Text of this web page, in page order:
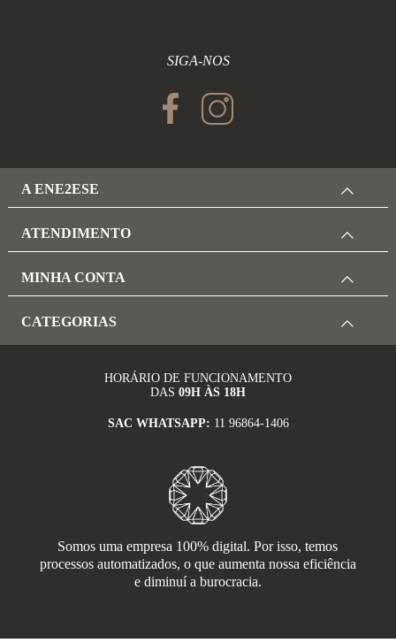
SIGA-NOS
A ENE2ESE
ATENDIMENTO
MINHA CONTA
CATEGORIAS
HORÁRIO DE FUNCIONAMENTO
DAS 09H ÀS 18H
SAC WHATSAPP: 11 96864-1406
Somos uma empresa 100% digital. Por isso, temos
processos automatizados, o que aumenta nossa eficiência
e diminuí a burocracia.